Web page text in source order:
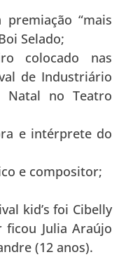
premiação “mais
Selado;
colocado nas
de Industriário
Natal no Teatro
e intérprete do
e compositor;
kid’s foi Cibelly
ficou Julia Araújo
(12 anos).